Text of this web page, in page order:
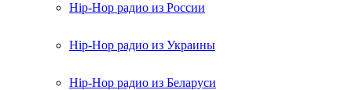
Hip-Hop радио из России
Hip-Hop радио из Украины
Hip-Hop радио из Беларуси